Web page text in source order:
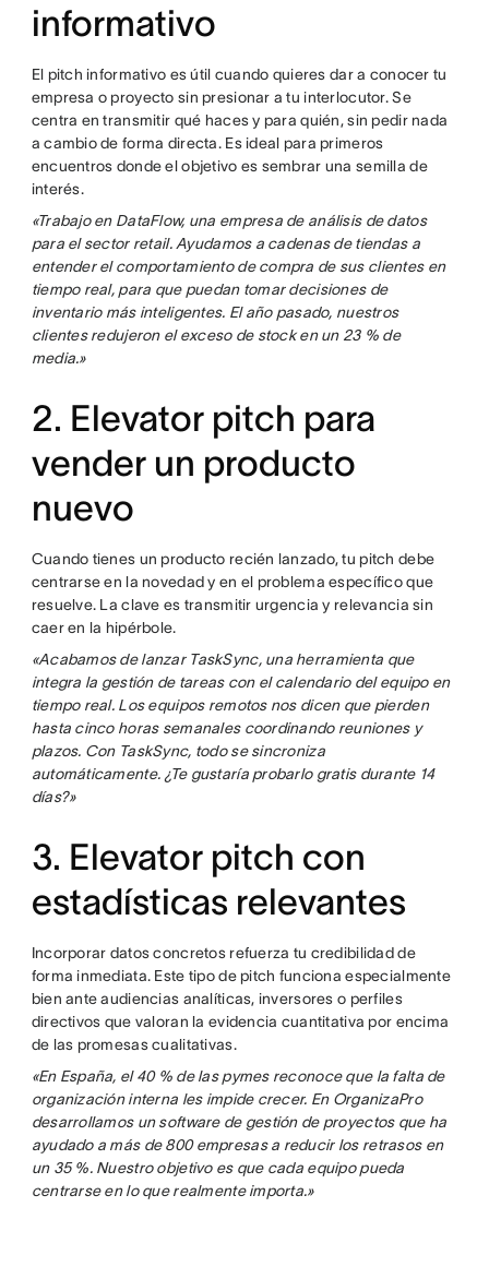
informativo
El pitch informativo es útil cuando quieres dar a conocer tu
empresa o proyecto sin presionar a tu interlocutor. Se
centra en transmitir qué haces y para quién, sin pedir nada
a cambio de forma directa. Es ideal para primeros
encuentros donde el objetivo es sembrar una semilla de
interés.
«Trabajo en DataFlow, una empresa de análisis de datos
para el sector retail. Ayudamos a cadenas de tiendas a
entender el comportamiento de compra de sus clientes en
tiempo real, para que puedan tomar decisiones de
inventario más inteligentes. El año pasado, nuestros
clientes redujeron el exceso de stock en un 23 % de
media.»
2. Elevator pitch para
vender un producto
nuevo
Cuando tienes un producto recién lanzado, tu pitch debe
centrarse en la novedad y en el problema específico que
resuelve. La clave es transmitir urgencia y relevancia sin
caer en la hipérbole.
«Acabamos de lanzar TaskSync, una herramienta que
integra la gestión de tareas con el calendario del equipo en
tiempo real. Los equipos remotos nos dicen que pierden
hasta cinco horas semanales coordinando reuniones y
plazos. Con TaskSync, todo se sincroniza
automáticamente. ¿Te gustaría probarlo gratis durante 14
días?»
3. Elevator pitch con
estadísticas relevantes
Incorporar datos concretos refuerza tu credibilidad de
forma inmediata. Este tipo de pitch funciona especialmente
bien ante audiencias analíticas, inversores o perfiles
directivos que valoran la evidencia cuantitativa por encima
de las promesas cualitativas.
«En España, el 40 % de las pymes reconoce que la falta de
organización interna les impide crecer. En OrganizaPro
desarrollamos un software de gestión de proyectos que ha
ayudado a más de 800 empresas a reducir los retrasos en
un 35 %. Nuestro objetivo es que cada equipo pueda
centrarse en lo que realmente importa.»